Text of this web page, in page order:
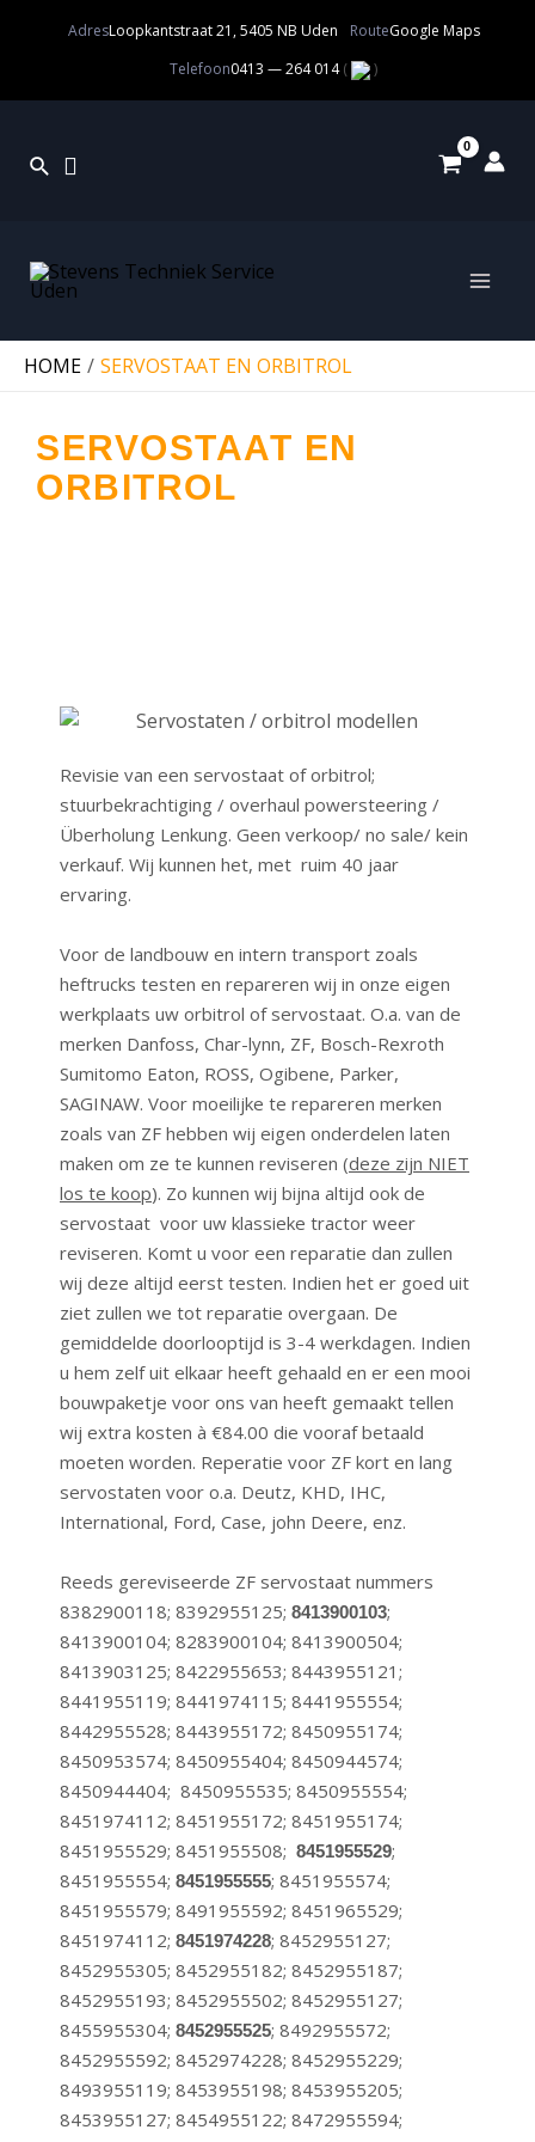
AdresLoopkantstraat 21, 5405 NB Uden RouteGoogle Maps
Telefoon0413 — 264 014( )
HOME SERVOSTAAT EN ORBITROL
SERVOSTAAT EN
ORBITROL
Revisie van een servostaat of orbitrol;
stuurbekrachtiging / overhaul powersteering /
Überholung Lenkung. Geen verkoop/ no sale/ kein
verkauf. Wij kunnen het, met ruim 40 jaar
ervaring.
Voor de landbouw en intern transport zoals
heftrucks testen en repareren wij in onze eigen
werkplaats uw orbitrol of servostaat. O.a. van de
merken Danfoss, Char-lynn, ZF, Bosch-Rexroth
Sumitomo Eaton, ROSS, Ogibene, Parker,
SAGINAW. Voor moeilijke te repareren merken
zoals van ZF hebben wij eigen onderdelen laten
maken om ze te kunnen reviseren (deze zijn NIET
los te koop). Zo kunnen wij bijna altijd ook de
servostaat voor uw klassieke tractor weer
reviseren. Komt u voor een reparatie dan zullen
wij deze altijd eerst testen. Indien het er goed uit
ziet zullen we tot reparatie overgaan. De
gemiddelde doorlooptijd is 3-4 werkdagen. Indien
u hem zelf uit elkaar heeft gehaald en er een mooi
bouwpaketje voor ons van heeft gemaakt tellen
wij extra kosten à €84.00 die vooraf betaald
moeten worden. Reperatie voor ZF kort en lang
servostaten voor o.a. Deutz, KHD, IHC,
International, Ford, Case, john Deere, enz.
Reeds gereviseerde ZF servostaat nummers
8382900118; 8392955125; 8413900103;
8413900104; 8283900104; 8413900504;
8413903125; 8422955653; 8443955121;
8441955119; 8441974115; 8441955554;
8442955528; 8443955172; 8450955174;
8450953574; 8450955404; 8450944574;
8450944404; 8450955535; 8450955554;
8451974112; 8451955172; 8451955174;
8451955529; 8451955508; 8451955529;
8451955554; 8451955555; 8451955574;
8451955579; 8491955592; 8451965529;
8451974112; 8451974228; 8452955127;
8452955305; 8452955182; 8452955187;
8452955193; 8452955502; 8452955127;
8455955304; 8452955525; 8492955572;
8452955592; 8452974228; 8452955229;
8493955119; 8453955198; 8453955205;
8453955127; 8454955122; 8472955594;